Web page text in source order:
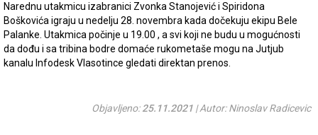
Narednu utakmicu izabranici Zvonka Stanojević i Spiridona
Boškovića igraju u nedelju 28. novembra kada dočekuju ekipu Bele
Palanke. Utakmica počinje u 19.00 , a svi koji ne budu u mogućnosti
da dođu i sa tribina bodre domaće rukometaše mogu na Jutjub
kanalu Infodesk Vlasotince gledati direktan prenos.
Objavljeno:25.11.2021 | Autor: Ninoslav Radicevic